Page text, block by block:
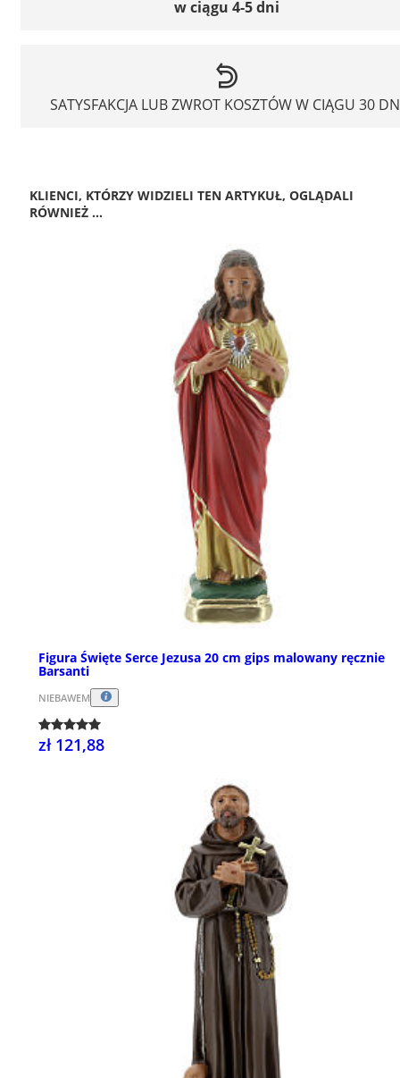
w ciągu 4-5 dni
SATYSFAKCJA LUB ZWROT KOSZTÓW W CIĄGU 30
KLIENCI, KTÓRZY WIDZIELI TEN ARTYKUŁ, OGLĄDALI
RÓWNIEŻ ...
Figura Święte Serce Jezusa 20 cm gips malowany ręcznie
Barsanti
NIEBAWEM
zł 121,88